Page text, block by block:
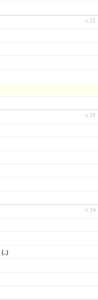
v.32
v.33
v.34
(..)